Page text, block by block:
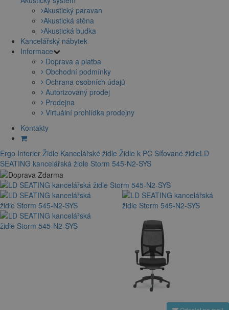
Akustický paravan
Akustická stěna
Akustická budka
Kancelářský nábytek
Informace
Doprava a platba
Obchodní podmínky
Ochrana osobních údajů
Autorizovaný prodej
Prodejna
Virtuální prohlídka prodejny
Kontakty
Ergo Interier Židle Kancelářské židle Židle k PC Síťované židleLD
SEATING kancelářská židle Storm 545-N2-SYS